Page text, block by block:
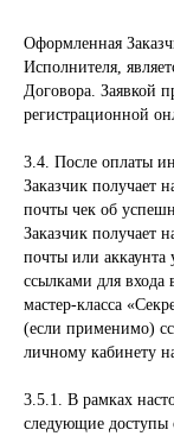
Оформленная
Исполнителя,
Договора. Заявкой
регистрационной
3.4. После оплаты
Заказчик получает
почты чек об
Заказчик получает
почты или аккаунта
ссылками для входа
мастер-класса
(если применимо)
личному кабинету
3.5.1. В рамках
следующие доступы